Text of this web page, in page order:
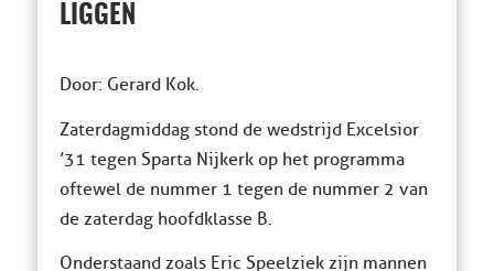
LIGGEN
Door: Gerard Kok.
Zaterdagmiddag stond de wedstrijd Excelsior
’31 tegen Sparta Nijkerk op het programma
oftewel de nummer 1 tegen de nummer 2 van
de zaterdag hoofdklasse B.
Onderstaand zoals Eric Speelziek zijn mannen